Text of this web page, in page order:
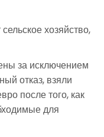
хозяйство,
за исключением
отказ, взяли
после того, как
для